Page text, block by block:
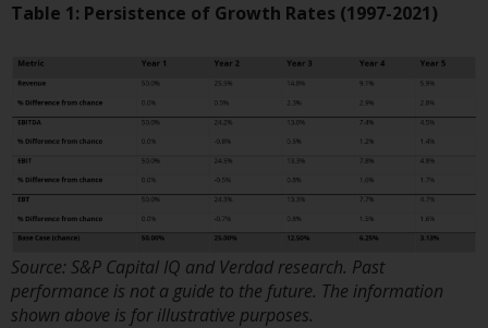
der Anlageziele, Gebühren und
und andere Informationen zu den
Teilfonds werden jedoch nicht
absichtlich an Personen in
Ländern verteilt, in denen eine
solche Verteilung gegen lokale
Gesetze oder Vorschriften
verstoßen würde.
Table 1: Persistence of Growth Rates (1997-2021)
Source: S&P Capital IQ and Verdad research. Past
performance is not a guide to the future. The information
shown above is for illustrative purposes.